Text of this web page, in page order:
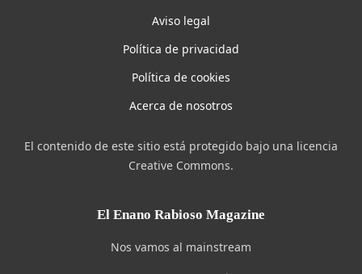
Aviso legal
Política de privacidad
Política de cookies
Acerca de nosotros
El contenido de este sitio está protegido bajo una licencia
Creative Commons.
El Enano Rabioso Magazine
Nos vamos al mainstream